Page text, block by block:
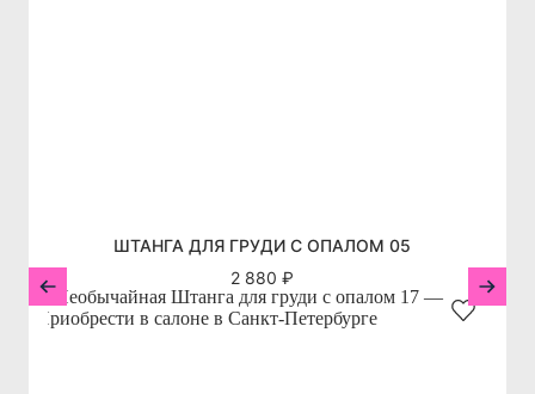
ШТАНГА ДЛЯ ГРУДИ С ОПАЛОМ 05
2 880 ₽